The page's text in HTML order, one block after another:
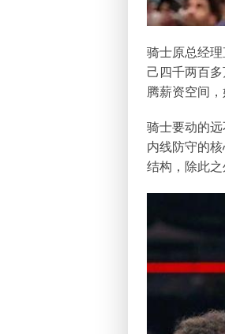
骑士原总经
己四千两百
腾薪资空间
骑士要动的
内线防守的
结构，除此之